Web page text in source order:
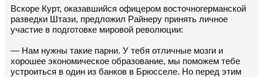
Вскоре Курт, оказавшийся офицером восточногерманской
разведки Штази, предложил Райнеру принять личное
участие в подготовке мировой революции:
— Нам нужны такие парни. У тебя отличные мозги и
хорошее экономическое образование, мы поможем тебе
устроиться в один из банков в Брюсселе. Но перед этим